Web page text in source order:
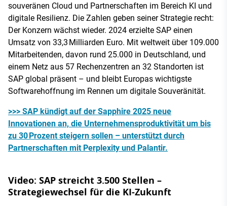
souveränen Cloud und Partnerschaften im Bereich KI und
digitale Resilienz. Die Zahlen geben seiner Strategie recht:
Der Konzern wächst wieder. 2024 erzielte SAP einen
Umsatz von 33,3 Milliarden Euro. Mit weltweit über 109.000
Mitarbeitenden, davon rund 25.000 in Deutschland, und
einem Netz aus 57 Rechenzentren an 32 Standorten ist
SAP global präsent – und bleibt Europas wichtigste
Softwarehoffnung im Rennen um digitale Souveränität.
>>> SAP kündigt auf der Sapphire 2025 neue
Innovationen an, die Unternehmensproduktivität um bis
zu 30 Prozent steigern sollen – unterstützt durch
Partnerschaften mit Perplexity und Palantir.
Video: SAP streicht 3.500 Stellen –
Strategiewechsel für die KI-Zukunft